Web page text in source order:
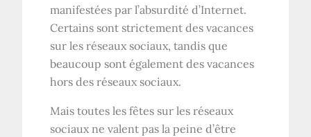
manifestées par l’absurdité d’Internet.
Certains sont strictement des vacances
sur les réseaux sociaux, tandis que
beaucoup sont également des vacances
hors des réseaux sociaux.
Mais toutes les fêtes sur les réseaux
sociaux ne valent pas la peine d’être